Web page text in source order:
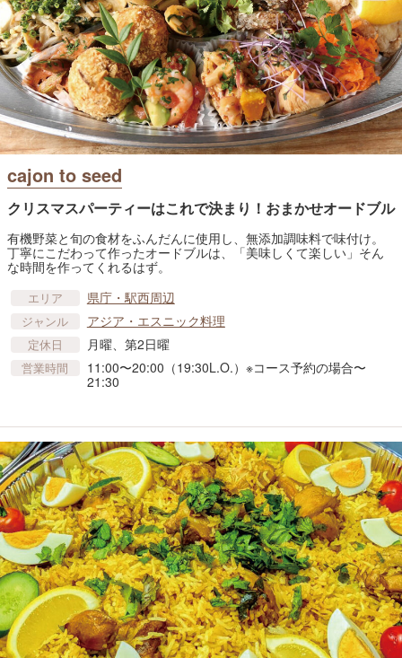
cajon to seed
クリスマスパーティーはこれで決まり！おまかせオードブル
有機野菜と旬の食材をふんだんに使用し、無添加調味料で味付け。
丁寧にこだわって作ったオードブルは、「美味しくて楽しい」そん
な時間を作ってくれるはず。
エリア 県庁・駅西周辺
ジャンル アジア・エスニック料理
定休日 月曜、第2日曜
営業時間
11:00〜20:00（19:30L.O.）※コース予約の場合〜
21:30